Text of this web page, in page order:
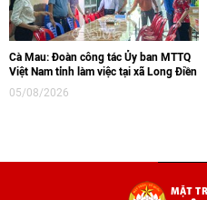
Cà Mau: Đoàn công tác Ủy ban MTTQ
Việt Nam tỉnh làm việc tại xã Long Điền
05/08/2026